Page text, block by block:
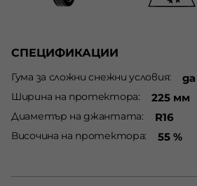
СПЕЦИФИКАЦИИ
Гума за сложни снежни условия да
Ширина на протектора 225 мм
Диаметър на джантата R16
Височина на протектора 55 %
Предназначение 4x4 / SUV гуми